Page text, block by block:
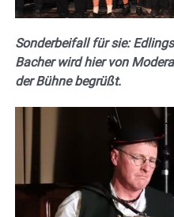
Sonderbeifall für sie:
Bacher wird hier von
der Bühne begrüßt.